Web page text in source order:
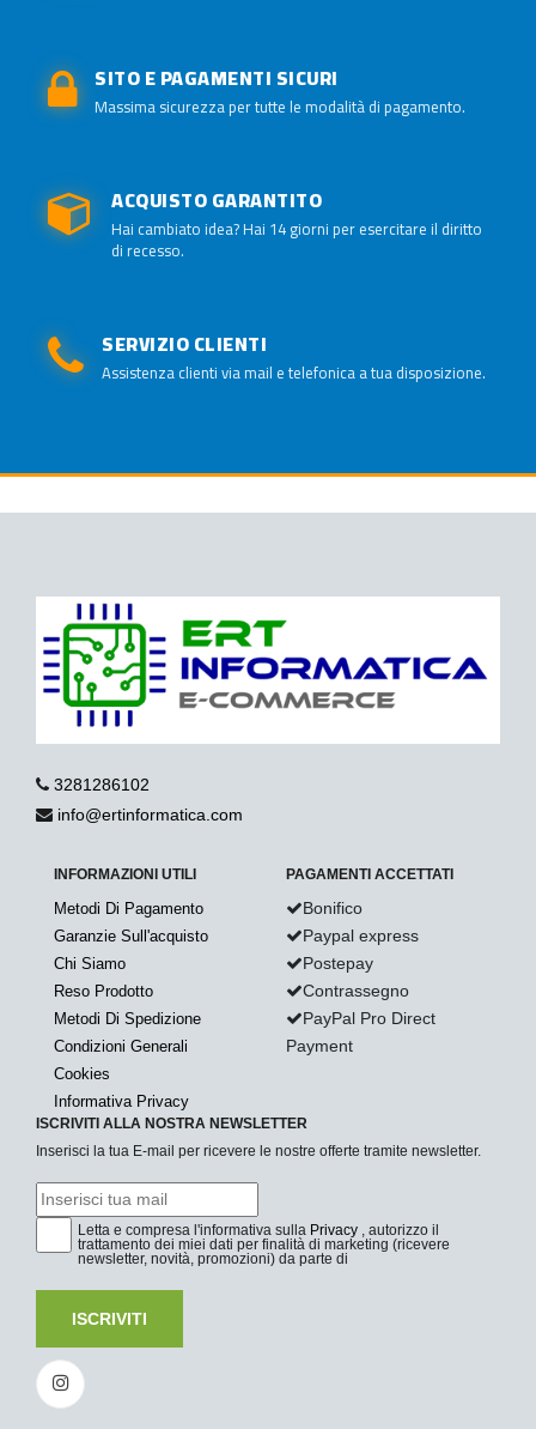
SITO E PAGAMENTI SICURI
Massima sicurezza per tutte le modalità di pagamento.
ACQUISTO GARANTITO
Hai cambiato idea? Hai 14 giorni per esercitare il diritto
di recesso.
SERVIZIO CLIENTI
Assistenza clienti via mail e telefonica a tua disposizione.
3281286102
info@ertinformatica.com
INFORMAZIONI UTILI
Metodi Di Pagamento
Garanzie Sull'acquisto
Chi Siamo
Reso Prodotto
Metodi Di Spedizione
Condizioni Generali
Cookies
Informativa Privacy
PAGAMENTI ACCETTATI
Bonifico
Paypal express
Postepay
Contrassegno
PayPal Pro Direct
Payment
ISCRIVITI ALLA NOSTRA NEWSLETTER
Inserisci la tua E-mail per ricevere le nostre offerte tramite newsletter.
Letta e compresa l'informativa sulla Privacy , autorizzo il
trattamento dei miei dati per finalità di marketing (ricevere
newsletter, novità, promozioni) da parte di
ISCRIVITI